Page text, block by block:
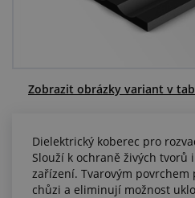
Centrum poptávek
O nás a kariéra
Zobrazit obrázky variant v
Dielektrický koberec pro
Slouží k ochraně živých tvorů
zařízení. Tvarovým
chůzi a eliminují možnost